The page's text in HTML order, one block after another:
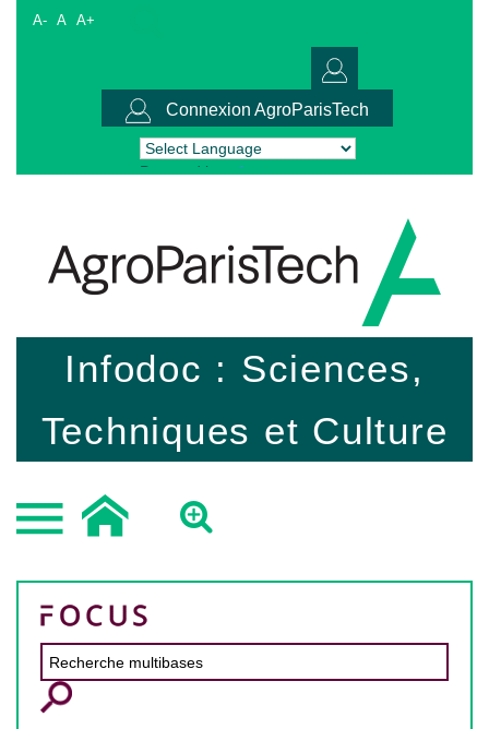
A- A A+
Connexion AgroParisTech
Powered by Translate
Infodoc : Sciences,
Techniques et Culture